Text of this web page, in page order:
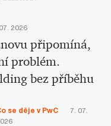
2026
připomíná,
problém.
bez příběhu
se děje v PwC
7. 07.